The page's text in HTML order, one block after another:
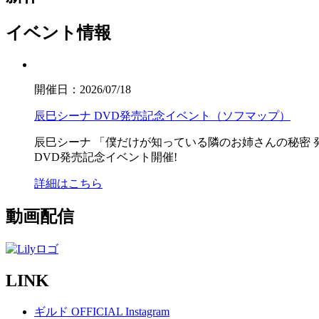
イベント情報
開催日：2026/07/18
辰巳シーナ DVD発売記念イベント（ソフマップ）
辰巳シーナ
「僕だけが知っている隣のお姉さんの秘密
DVD発売記念イベント開催!
詳細はこちら
動画配信
LINK
ギルド OFFICIAL Instagram